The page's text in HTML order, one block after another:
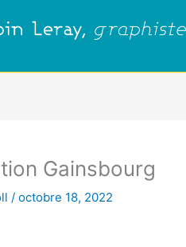
Gainsbourg
/ octobre 18, 2022